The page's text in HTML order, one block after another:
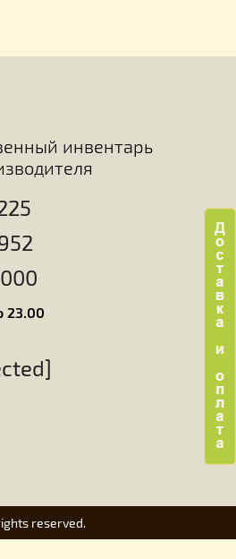
инвентарь
23.00
reserved.